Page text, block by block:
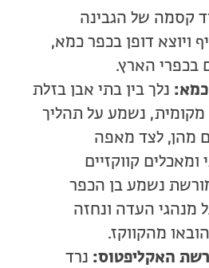
קסמה של הגבינה
ויוצא דופן בכפר כמא,
בכפרי הארץ.
נלך בין בתי אבן בזלת
מקומית, נשמע על תהליך
מהן, לצד מאפה
קווקזיים
נשמע בן הכפר
מנהגי העדה ונחזה
מהקווקז.
האקליפטוס: נרד